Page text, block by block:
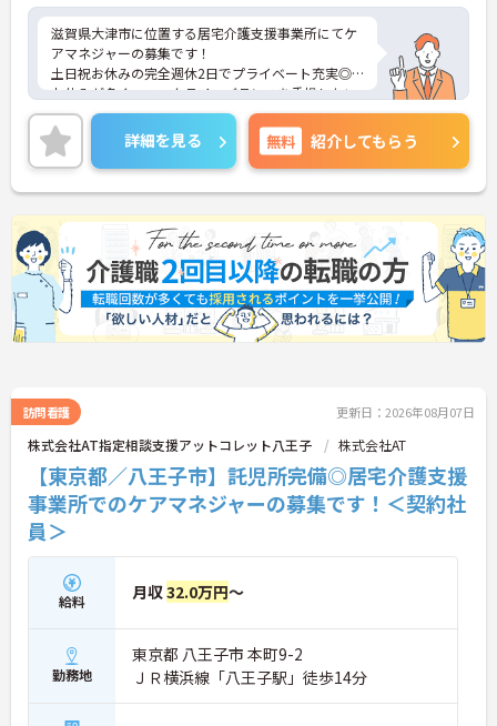
滋賀県大津市に位置する居宅介護支援事業所にてケ
アマネジャーの募集です！
土日祝お休みの完全週休2日でプライベート充実◎
お休みが多く、ワークライフバランスを重視したい
方におすすめです♪
ご興味のある方には、面接対策ポイントなど、さら
に詳細をご案内しますのでお気軽にご相談くださ
い！
詳細を見る 無料 紹介してもらう
訪問看護 更新日：2026年08月07日
株式会社AT指定相談支援アットコレット八王子 株式会社AT
【東京都／八王子市】託児所完備◎居宅介護支援
事業所でのケアマネジャーの募集です！＜契約社
員＞
給料 月収32.0万円～
勤務地
東京都 八王子市 本町9-2
ＪＲ横浜線「八王子駅」徒歩14分